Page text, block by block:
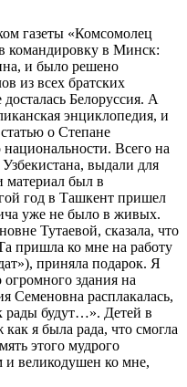
газеты «Комсомолец
командировку в Минск:
и было решено
из всех братских
Белоруссия. А
энциклопедия, и
о Степане
Всего на
выдали для
материал был в
год в Ташкент пришел
уже не было в живых.
Тутаевой, сказала, что
пришла ко мне на работу
приняла подарок. Я
здания на
Семеновна расплакалась,
рады будут…». Детей в
я была рада, что смогла
этого мудрого
и великодушен ко мне,